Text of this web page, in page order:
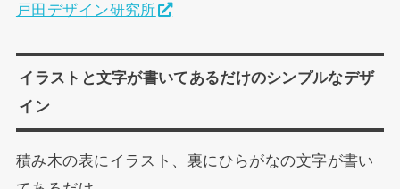
戸田デザイン研究所
イラストと文字が書いてあるだけのシンプルなデザ
イン
積み木の表にイラスト、裏にひらがなの文字が書い